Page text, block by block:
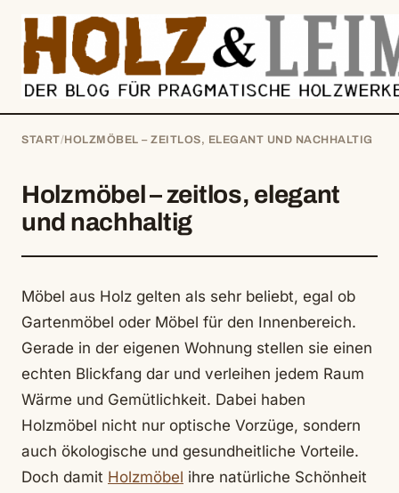
springen
START/HOLZMÖBEL – ZEITLOS, ELEGANT UND NACHHALTIG
Holzmöbel – zeitlos, elegant
und nachhaltig
Möbel aus Holz gelten als sehr beliebt, egal ob
Gartenmöbel oder Möbel für den Innenbereich.
Gerade in der eigenen Wohnung stellen sie einen
echten Blickfang dar und verleihen jedem Raum
Wärme und Gemütlichkeit. Dabei haben
Holzmöbel nicht nur optische Vorzüge, sondern
auch ökologische und gesundheitliche Vorteile.
Doch damit Holzmöbel ihre natürliche Schönheit